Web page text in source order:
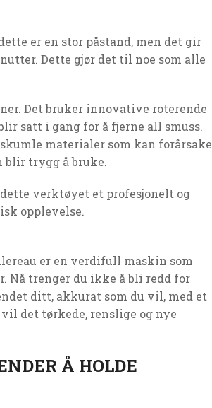
er en stor påstand, men det gir
Dette gjør det til noe som alle
Det bruker innovative roterende
satt i gang for å fjerne all smuss.
materialer som kan forårsake
blir trygg å bruke.
verktøyet et profesjonelt og
opplevelse.
er en verdifull maskin som
Nå trenger du ikke å bli redd for
ditt, akkurat som du vil, med et
det tørkede, renslige og nye
Å HOLDE